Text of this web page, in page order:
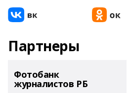
Партнеры
Фотобанк
журналистов РБ